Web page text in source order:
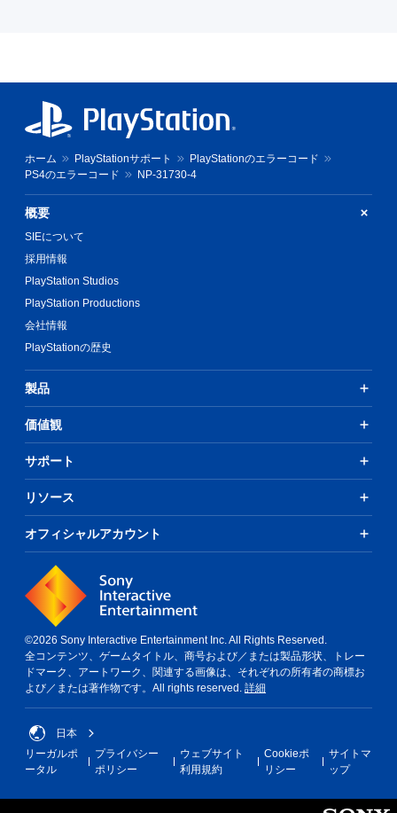
ホーム PlayStationサポート
PlayStationのエラーコード
PS4のエラーコード
NP-31730-4
概要
SIEについて
採用情報
PlayStation Studios
PlayStation Productions
会社情報
PlayStationの歴史
製品
価値観
サポート
リソース
オフィシャルアカウント
©2026 Sony Interactive Entertainment Inc. All Rights Reserved.
全コンテンツ、ゲームタイトル、商号および／または製品形状、トレー
ドマーク、アートワーク、関連する画像は、それぞれの所有者の商標お
よび／または著作物です。All rights reserved. 詳細
日本
リーガルポ
ータル
プライバシー
ポリシー
ウェブサイト
利用規約
Cookieポ
リシー
サイトマ
ップ